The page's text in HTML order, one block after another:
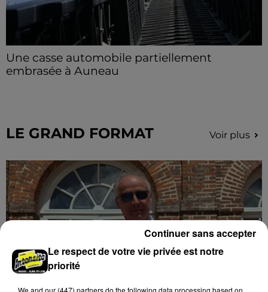
Une casse automobile partiellement
embrasée à Auneau
LE GRAND FORMAT Voir plus
Le respect de votre vie privée est notre
priorité
We and our (447) partnersdo the following data processing based on
Continuer sans accepter